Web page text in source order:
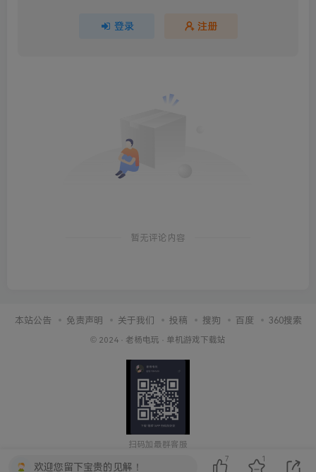
登录 注册
暂无评论内容
本站公告 免责声明 关于我们 投稿 搜狗 百度 360搜索
© 2024 · 老杨电玩 · 单机游戏下载站
扫码加最群客服
欢迎您留下宝贵的见解！
7 1